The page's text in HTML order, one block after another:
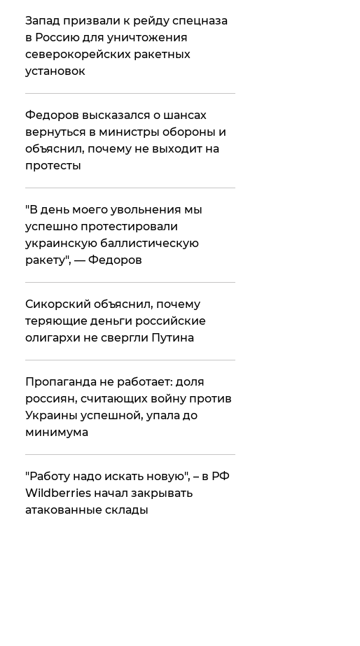
Запад призвали к рейду спецназа
в Россию для уничтожения
северокорейских ракетных
установок
Федоров высказался о шансах
вернуться в министры обороны и
объяснил, почему не выходит на
протесты
​"В день моего увольнения мы
успешно протестировали
украинскую баллистическую
ракету", — Федоров
Сикорский объяснил, почему
теряющие деньги российские
олигархи не свергли Путина
​Пропаганда не работает: доля
россиян, считающих войну против
Украины успешной, упала до
минимума
"Работу надо искать новую", – в РФ
Wildberries начал закрывать
атакованные склады